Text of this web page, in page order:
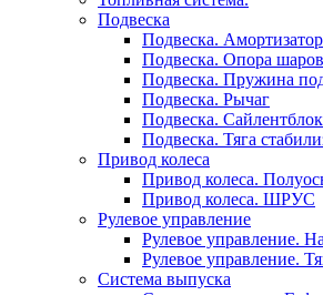
Подвеска
Подвеска. Амортизатор
Подвеска. Опора
Подвеска. Пружина
Подвеска. Рычаг
Подвеска. Сайлентблок
Подвеска. Тяга
Привод колеса
Привод колеса.
Привод колеса. ШРУС
Рулевое управление
Рулевое управление.
Рулевое управление.
Система выпуска